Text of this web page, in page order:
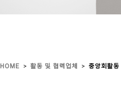
HOME > 활동 및 협력업체 > 중앙회활동